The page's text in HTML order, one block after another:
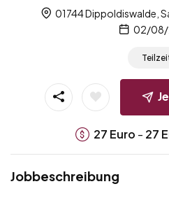
01744 Dippoldiswalde,
02/
27 Euro - 27
Jobbeschreibung